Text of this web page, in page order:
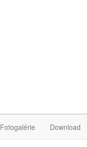
Fotogalérie Download